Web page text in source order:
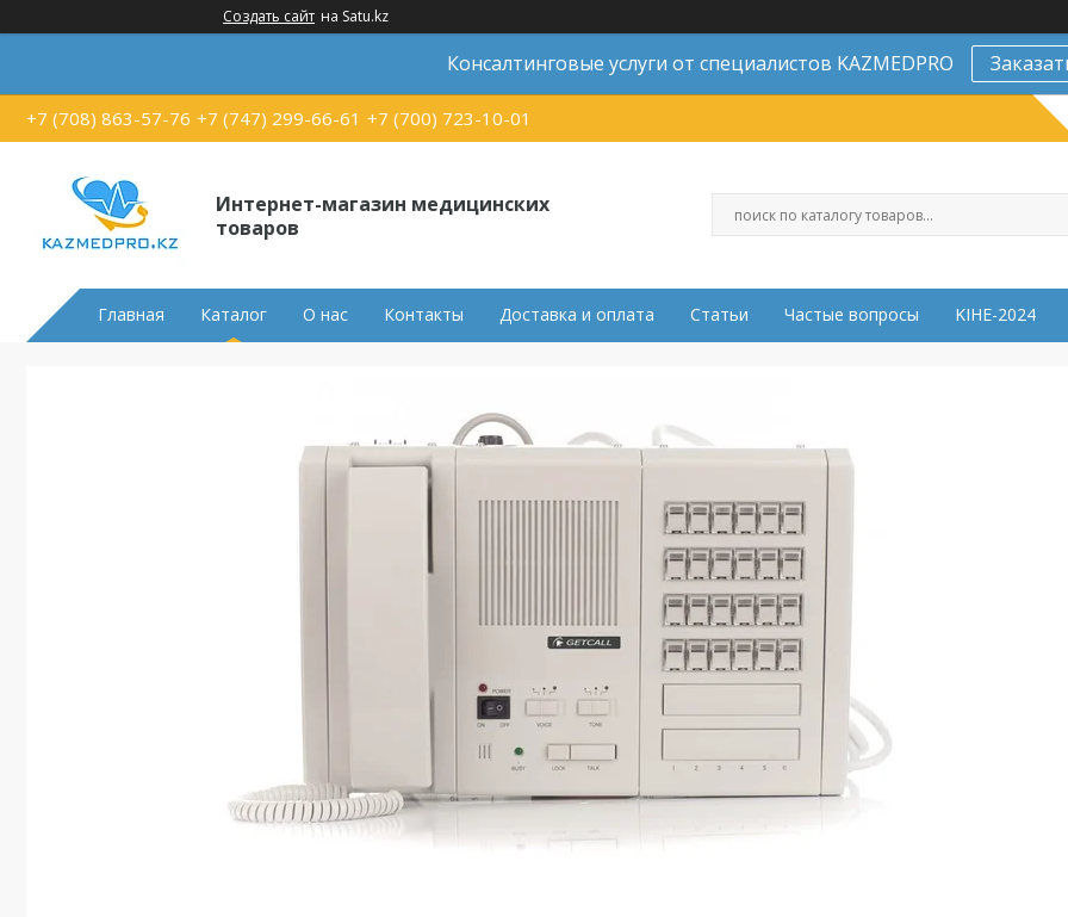
Создать сайт на Satu.kz
Консалтинговые услуги от специалистов KAZMEDPRO
+7 (708) 863-57-76 +7 (747) 299-66-61 +7 (700) 723-10-01
Интернет-магазин медицинских
товаров
Главная Каталог О нас Контакты Доставка и оплата Статьи Частые вопросы KIHE-2024